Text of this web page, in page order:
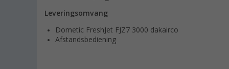
Leveringsomvang
Dometic FreshJet FJZ7 3000 dakairco
Afstandsbediening